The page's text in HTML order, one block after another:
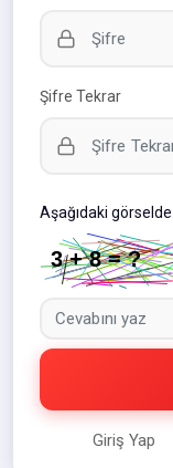
Şifre Tekrar
Aşağıdaki
Giriş Yap